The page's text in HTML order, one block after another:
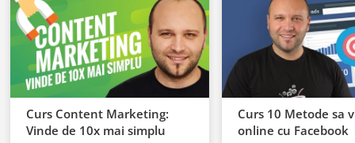
Curs Content Marketing:
Vinde de 10x mai simplu
Curs 10 Metode sa
online cu Facebook